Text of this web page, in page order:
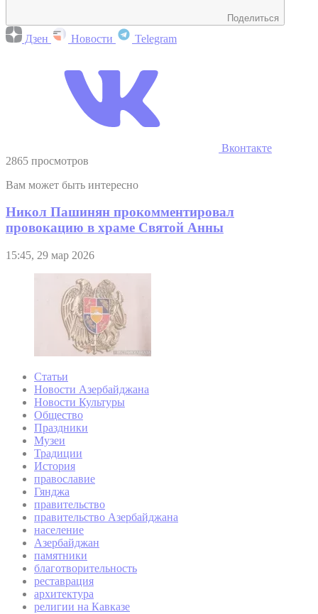
Поделиться
Дзен Новости Telegram
Вконтакте
2865 просмотров
Вам может быть интересно
Никол Пашинян прокомментировал
провокацию в храме Святой Анны
15:45, 29 мар 2026
Статьи
Новости Азербайджана
Новости Культуры
Общество
Праздники
Музеи
Традиции
История
православие
Гянджа
правительство
правительство Азербайджана
население
Азербайджан
памятники
благотворительность
реставрация
архитектура
религии на Кавказе